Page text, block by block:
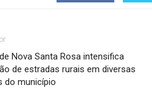
Nova Santa Rosa intensifica
de estradas rurais em diversas
do município